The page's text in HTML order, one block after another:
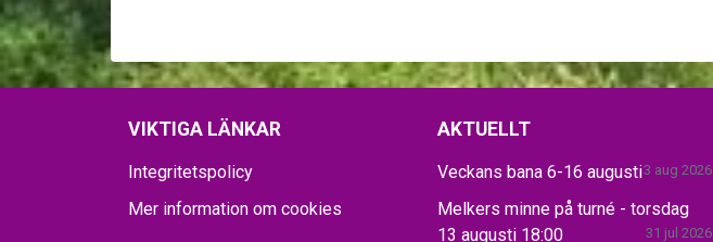
VIKTIGA LÄNKAR
Integritetspolicy
Mer information om cookies
AKTUELLT
Veckans bana 6-16 augusti3 aug 2026
Melkers minne på turné - torsdag
13 augusti 18:00
31 jul 2026